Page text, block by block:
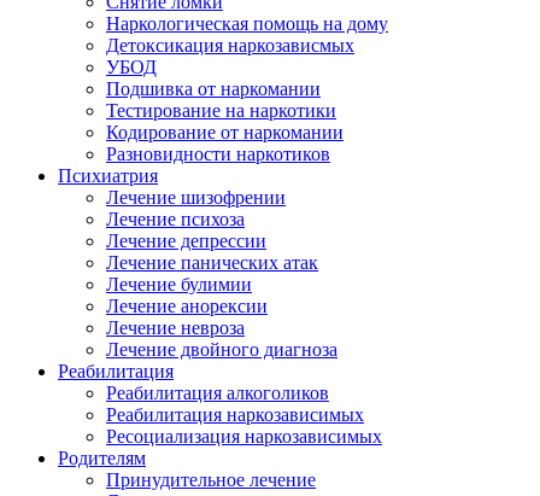
Наркологическая помощь на дому
Детоксикация наркозависмых
УБОД
Подшивка от наркомании
Тестирование на наркотики
Кодирование от наркомании
Разновидности наркотиков
Психиатрия
Лечение шизофрении
Лечение психоза
Лечение депрессии
Лечение панических атак
Лечение булимии
Лечение анорексии
Лечение невроза
Лечение двойного диагноза
Реабилитация
Реабилитация алкоголиков
Реабилитация наркозависимых
Ресоциализация наркозависимых
Родителям
Принудительное лечение